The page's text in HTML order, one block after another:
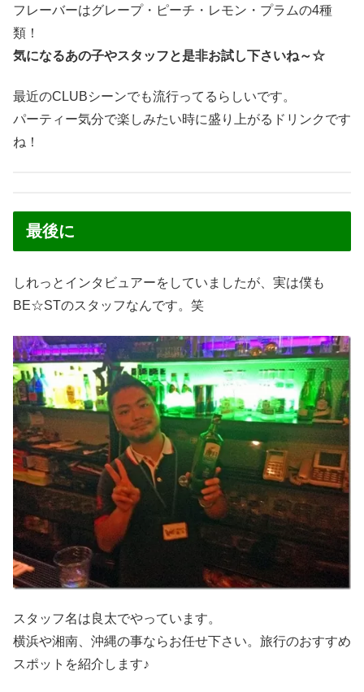
フレーバーはグレープ・ピーチ・レモン・プラムの4種
類！
気になるあの子やスタッフと是非お試し下さいね～☆
最近のCLUBシーンでも流行ってるらしいです。
パーティー気分で楽しみたい時に盛り上がるドリンクです
ね！
最後に
しれっとインタビュアーをしていましたが、実は僕も
BE☆STのスタッフなんです。笑
スタッフ名は良太でやっています。
横浜や湘南、沖縄の事ならお任せ下さい。旅行のおすすめ
スポットを紹介します♪